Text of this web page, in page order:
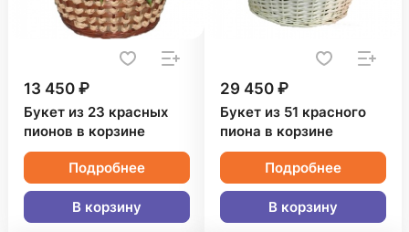
13 450 ₽
Букет из 23 красных
пионов в корзине
Подробнее
В корзину
29 450 ₽
Букет из 51 красного
пиона в корзине
Подробнее
В корзину